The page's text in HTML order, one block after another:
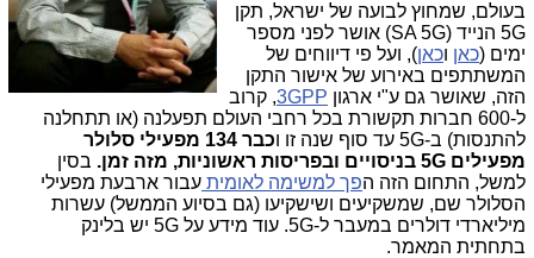
בעולם, שמחוץ לבועה של ישראל, תקן
5G הנייד (SA 5G) אושר לפני מספר
ימים (כאןו כאן), ועל פי דיווחים של
המשתתפים באירוע של אישור התקן
הזה, שאושר גם ע"י ארגון 3GPP, קרוב
ל-600 חברות תקשורת בכל רחבי העולם תפעלנה (או תתחלנה
להתנסות) ב-5G עד סוף שנה זו ו
כבר 134 מפעילי סלולר
מפעילים 5G בניסויים ובפריסות ראשוניות, מזה זמן.
בסין
למשל, התחום הזה הפך למשימה לאומית עבור ארבעת מפעילי
הסלולר שם, שמשקיעים ושישקיעו (גם בסיוע הממשל) עשרות
מיליארדי דולרים במעבר ל-5G. עוד מידע על 5G יש בלינק
בתחתית המאמר.